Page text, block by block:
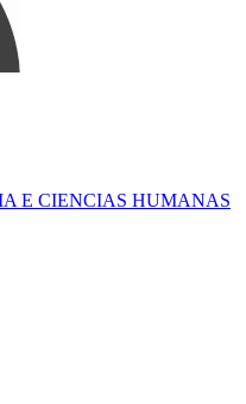
E CIENCIAS HUMANAS